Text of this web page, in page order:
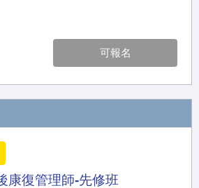
可報名
康復管理師-先修班